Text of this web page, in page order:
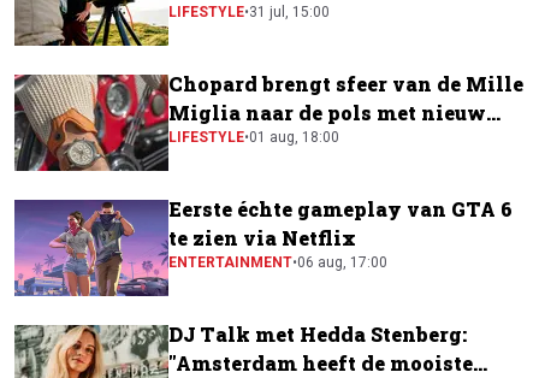
LIFESTYLE•31 jul, 15:00
Chopard brengt sfeer van de Mille
Miglia naar de pols met nieuw
horloge
LIFESTYLE•01 aug, 18:00
Eerste échte gameplay van GTA 6
te zien via Netflix
ENTERTAINMENT•06 aug, 17:00
DJ Talk met Hedda Stenberg:
"Amsterdam heeft de mooiste